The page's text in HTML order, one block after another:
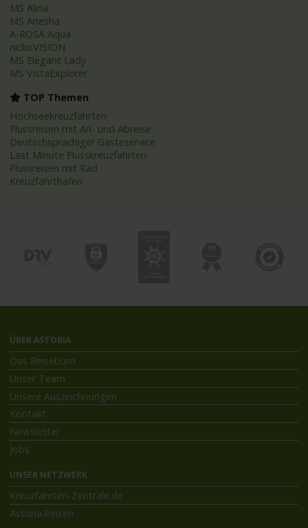
MS Alina
MS Anesha
A-ROSA Aqua
nickoVISION
MS Elegant Lady
MS VistaExplorer
TOP Themen
Hochseekreuzfahrten
Flussreisen mit An- und Abreise
Deutschsprachiger Gästeservice
Last Minute Flusskreuzfahrten
Flussreisen mit Rad
Kreuzfahrthäfen
ÜBER ASTORIA
Das Reisebüro
Unser Team
Unsere Auszeichnungen
Kontakt
Newsletter
Jobs
UNSER NETZWERK
Kreuzfahrten-Zentrale.de
Astoria.Reisen